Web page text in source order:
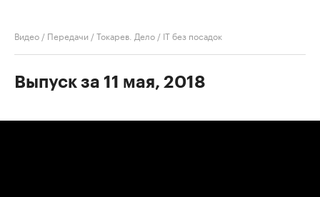
Видео / Передачи /Токарев. Дело / IT без посадок
Выпуск за 11 мая, 2018